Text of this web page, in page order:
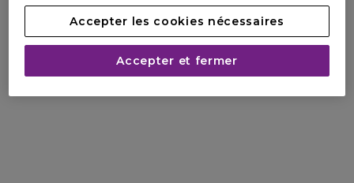
Accepter les cookies nécessaires
Accepter et fermer